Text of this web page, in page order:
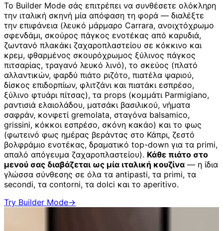
Το Builder Mode σάς επιτρέπει να συνθέσετε ολόκληρη
την ιταλική σκηνή μία απόφαση τη φορά — διαλέξτε
την επιφάνεια (λευκό μάρμαρο Carrara, ανοιχτόχρωμο
σφενδάμι, σκούρος πάγκος ενοτέκας από καρυδιά,
ζωντανό πλακάκι ζαχαροπλαστείου σε κόκκινο και
κρεμ, φθαρμένος σκουρόχρωμος ξύλινος πάγκος
πιτσαρίας, τραγανό λευκό λινό), το σκεύος (πλατό
αλλαντικών, φαρδύ πιάτο ριζότο, πιατέλα ψαριού,
δίσκος επιδορπίων, φλιτζάνι και πιατάκι εσπρέσο,
ξύλινο φτυάρι πίτσας), τα props (κομμάτι Parmigiano,
ραντισιά ελαιολάδου, ματσάκι βασιλικού, νήματα
σαφράν, κονφετί gremolata, σταγόνα balsamico,
grissini, κόκκοι εσπρέσο, σκόνη κακάο) και το φως
(φωτεινό φως ημέρας βεράντας στο Κάπρι, ζεστό
βολφράμιο ενοτέκας, δραματικό top-down για τα primi,
απαλό απόγευμα ζαχαροπλαστείου). Κάθε πιάτο στο
μενού σας διαβάζεται ως μία ιταλική κουζίνα — η ίδια
γλώσσα σύνθεσης σε όλα τα antipasti, τα primi, τα
secondi, τα contorni, τα dolci και το aperitivo.
Try Builder Mode→